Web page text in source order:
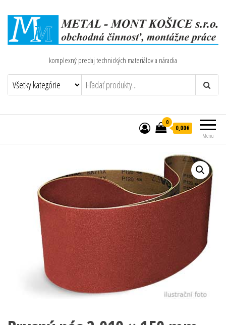
komplexný predaj technických materiálov a náradia
Menu
0
0,00€